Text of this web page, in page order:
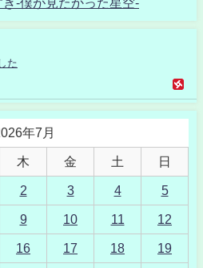
た
年7月
木 金 土 日
2 3 4 5
9 10 11 12
16 17 18 19